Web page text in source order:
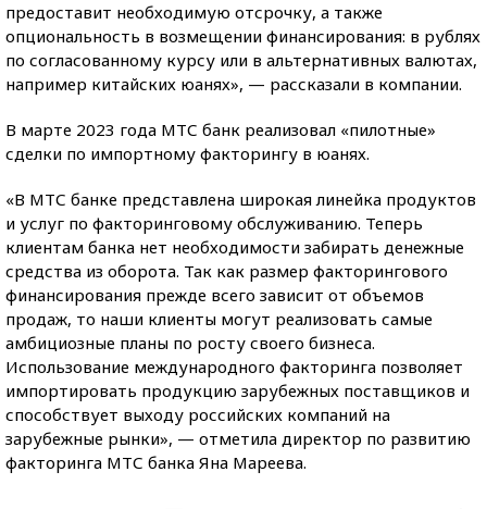
предоставит необходимую отсрочку, а также
опциональность в возмещении финансирования: в рублях
по согласованному курсу или в альтернативных валютах,
например китайских юанях», — рассказали в компании.
В марте 2023 года МТС банк реализовал «пилотные»
сделки по импортному факторингу в юанях.
«В МТС банке представлена широкая линейка продуктов
и услуг по факторинговому обслуживанию. Теперь
клиентам банка нет необходимости забирать денежные
средства из оборота. Так как размер факторингового
финансирования прежде всего зависит от объемов
продаж, то наши клиенты могут реализовать самые
амбициозные планы по росту своего бизнеса.
Использование международного факторинга позволяет
импортировать продукцию зарубежных поставщиков и
способствует выходу российских компаний на
зарубежные рынки», — отметила директор по развитию
факторинга МТС банка Яна Мареева.